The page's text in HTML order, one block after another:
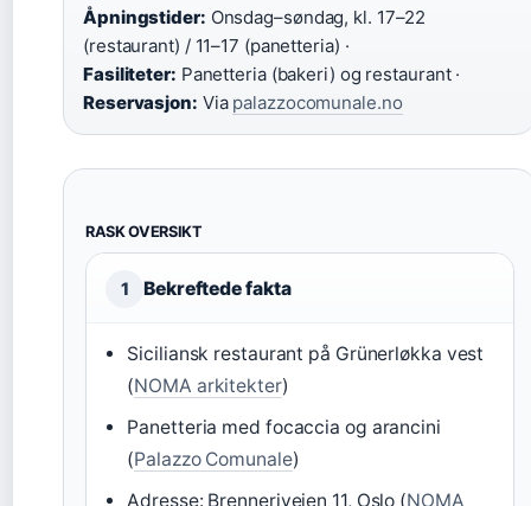
Åpningstider: Onsdag–søndag, kl. 17–22
(restaurant) / 11–17 (panetteria) ·
Fasiliteter: Panetteria (bakeri) og restaurant ·
Reservasjon: Via palazzocomunale.no
RASK OVERSIKT
1 Bekreftede fakta
Siciliansk restaurant på Grünerløkka vest
(NOMA arkitekter)
Panetteria med focaccia og arancini
(Palazzo Comunale)
Adresse: Brenneriveien 11, Oslo (NOMA